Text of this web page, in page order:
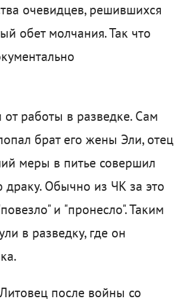
очевидцев, решившихся
обет молчания. Так что
работы в разведке. Сам
брат его жены Эли, отец
меры в питье совершил
драку. Обычно из ЧК за это
и "пронесло". Таким
в разведку, где он
после войны со